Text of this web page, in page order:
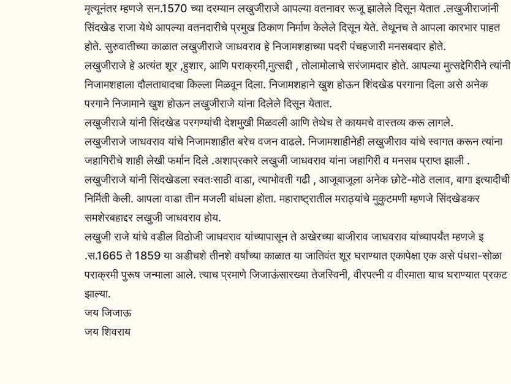
मृत्यूनंतर म्हणजे सन.1570 च्या दरम्यान लखुजीराजे आपल्या वतनावर रूजू झालेले दिसून येतात .लखुजीराजांनी
सिंदखेड राजा येथे आपल्या वतनदारीचे प्रमुख ठिकाण निर्माण केलेले दिसून येते. तेथूनच ते आपला कारभार पाहत
होते. सुरुवातीच्या काळात लखुजीराजे जाधवराव हे निजामशहाच्या पदरी पंचहजारी मनसबदार होते.
लखुजीराजे हे अत्यंत शूर ,हुशार, आणि पराक्रमी,मुत्सद्दी , तोलामोलाचे सरंजामदार होते. आपल्या मुत्सद्देगिरीने त्यांनी
निजामशहाला दौलताबादचा किल्ला मिळवून दिला. निजामशहाने खुश होऊन शिंदखेड परगाना दिला असे अनेक
परगाने निजामाने खुश होऊन लखुजीराजे यांना दिलेले दिसून येतात.
लखुजीराजे यांनी सिंदखेड परगण्यांची देशमुखी मिळवली आणि तेथेच ते कायमचे वास्तव्य करू लागले.
लखुजीराजे जाधवराव यांचे निजामशाहीत बरेच वजन वाढले. निजामशाहीनेही लखुजीराव यांचे स्वागत करून त्यांना
जहागिरीचे शाही लेखी फर्मान दिले .अशाप्रकारे लखुजी जाधवराव यांना जहागिरी व मनसब प्राप्त झाली .
लखुजीराजे यांनी सिंदखेडला स्वतःसाठी वाडा, त्याभोवती गढी , आजूबाजूला अनेक छोटे-मोठे तलाव, बागा इत्यादीची
निर्मिती केली. आपला वाडा तीन मजली बांधला होता. महाराष्ट्रातील मराठ्यांचे मुकुटमणी म्हणजे सिंदखेडकर
समशेरबहाद्दर लखुजी जाधवराव होय.
लखुजी राजे यांचे वडील विठोजी जाधवराव यांच्यापासून ते अखेरच्‍या बाजीराव जाधवराव यांच्यापर्यंत म्हणजे इ
.स.1665 ते 1859 या अडीचशे तीनशे वर्षांच्या काळात या जातिवंत शूर घराण्यात एकापेक्षा एक असे पंधरा-सोळा
पराक्रमी पुरूष जन्माला आले. त्याच प्रमाणे जिजाऊंसारख्या तेजस्विनी, वीरपत्नी व वीरमाता याच घराण्यात प्रकट
झाल्या.
जय जिजाऊ
जय शिवराय